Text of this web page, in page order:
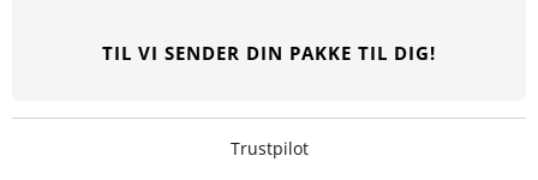
TIL VI SENDER DIN PAKKE TIL DIG!
Trustpilot